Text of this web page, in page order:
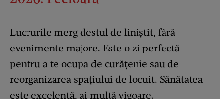
Lucrurile merg destul de liniștit, fără
evenimente majore. Este o zi perfectă
pentru a te ocupa de curățenie sau de
reorganizarea spațiului de locuit. Sănătatea
este excelentă, ai multă vigoare.